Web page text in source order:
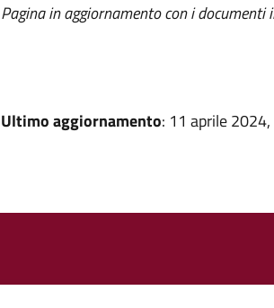
Pagina in aggiornamento con i
Ultimo aggiornamento: 11 aprile